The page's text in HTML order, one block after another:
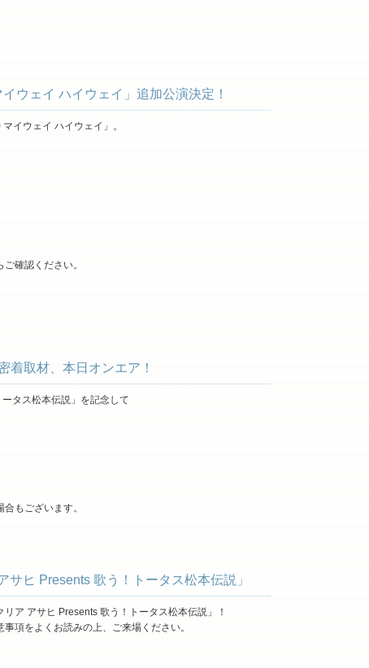
ウェイ ハイウェイ」追加公演決定！
イウェイ ハイウェイ」。
確認ください。
取材、本日オンエア！
タス松本伝説」を記念して
もございます。
ヒ Presents 歌う！トータス松本伝説」
ア アサヒ Presents 歌う！トータス松本伝説」！
項をよくお読みの上、ご来場ください。